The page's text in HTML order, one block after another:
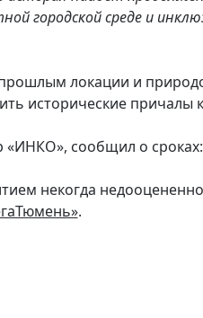
городской среде и
локации и
исторические причалы
«ИНКО», сообщил о
некогда
.